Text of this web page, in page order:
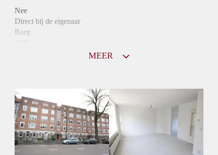
Nee
Direct bij de eigenaar
Borg
Inkomen eis
2,9 X Maandhuur Bruto
Huurtermijn
Onbepaalde termijn
Oplevering
Kaal
MEER